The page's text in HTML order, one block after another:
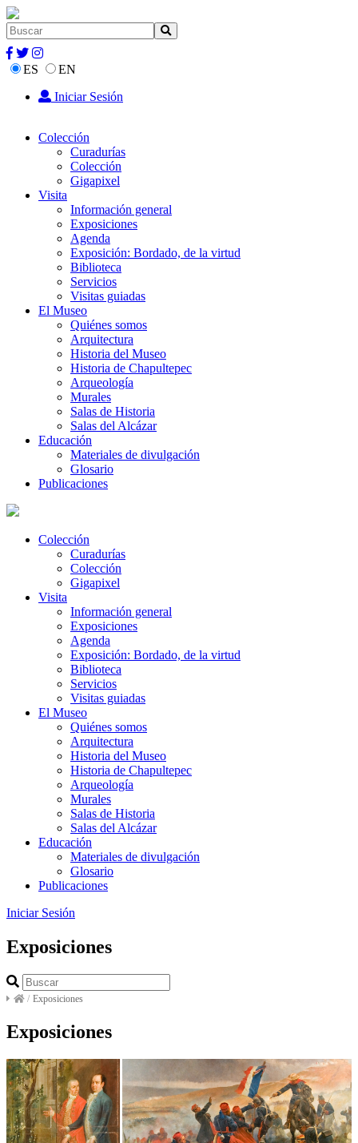
ES
EN
Iniciar Sesión
Colección
Curadurías
Colección
Gigapixel
Visita
Información general
Exposiciones
Agenda
Exposición: Bordado, de la virtud
Biblioteca
Servicios
Visitas guiadas
El Museo
Quiénes somos
Arquitectura
Historia del Museo
Historia de Chapultepec
Arqueología
Murales
Salas de Historia
Salas del Alcázar
Educación
Materiales de divulgación
Glosario
Publicaciones
Colección
Curadurías
Colección
Gigapixel
Visita
Información general
Exposiciones
Agenda
Exposición: Bordado, de la virtud
Biblioteca
Servicios
Visitas guiadas
El Museo
Quiénes somos
Arquitectura
Historia del Museo
Historia de Chapultepec
Arqueología
Murales
Salas de Historia
Salas del Alcázar
Educación
Materiales de divulgación
Glosario
Publicaciones
Iniciar Sesión
Exposiciones
/ Exposiciones
Exposiciones